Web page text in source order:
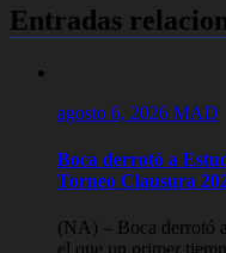
Entradas
agosto 6, 2026 MAD
Boca derrotó a
Torneo Clausura
(NA) – Boca derrotó